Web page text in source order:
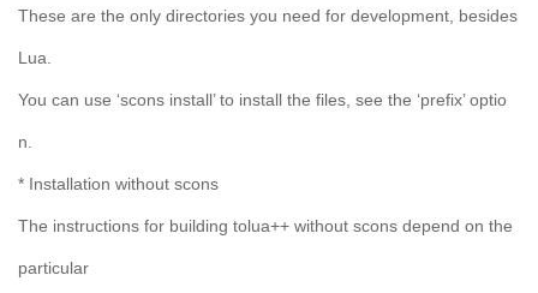
These are the only directories you need for development, besides
Lua.
You can use ‘scons install’ to install the files, see the ‘prefix’ optio
n.
* Installation without scons
The instructions for building tolua++ without scons depend on the
particular